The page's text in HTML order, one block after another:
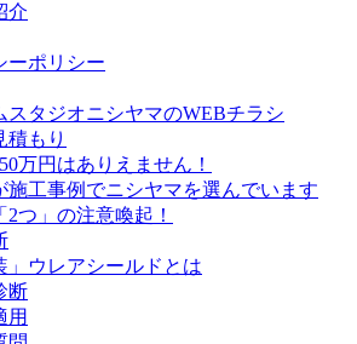
介
ーポリシー
スタジオニシヤマのWEBチラシ
積もり
万円はありえません！
施工事例でニシヤマを選んでいます
2つ」の注意喚起！
」ウレアシールドとは
断
用